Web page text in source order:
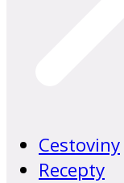
Cestoviny
Recepty